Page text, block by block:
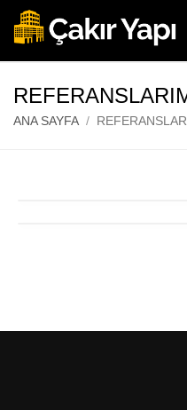
ANA SAYFA